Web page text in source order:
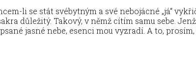
li se stát svébytným a své nebojácné „já“
důležitý. Takový, v němž cítím samu sebe.
jasné nebe, esenci mou vyzradí. A to,